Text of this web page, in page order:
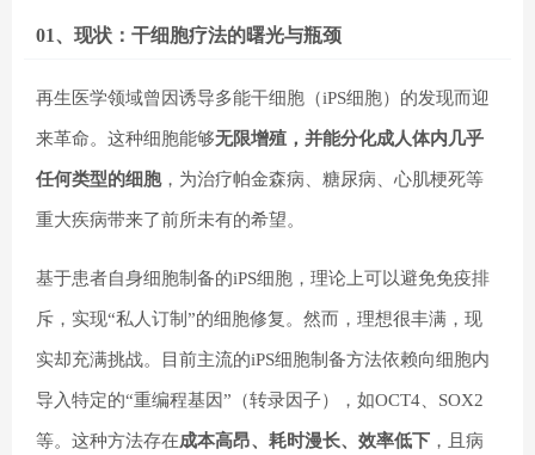
01、现状：干细胞疗法的曙光与瓶颈
再生医学领域曾因诱导多能干细胞（iPS细胞）的发现而迎
来革命。这种细胞能够无限增殖，并能分化成人体内几乎
任何类型的细胞，为治疗帕金森病、糖尿病、心肌梗死等
重大疾病带来了前所未有的希望。
基于患者自身细胞制备的iPS细胞，理论上可以避免免疫排
斥，实现“私人订制”的细胞修复。然而，理想很丰满，现
实却充满挑战。目前主流的iPS细胞制备方法依赖向细胞内
导入特定的“重编程基因”（转录因子），如OCT4、SOX2
等。这种方法存在成本高昂、耗时漫长、效率低下 ，且病